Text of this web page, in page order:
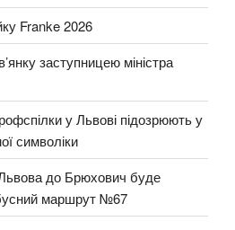
Franke 2026
заступницею міністра
у Львові підозрюють у
символіки
до Брюхович буде
маршрут №67